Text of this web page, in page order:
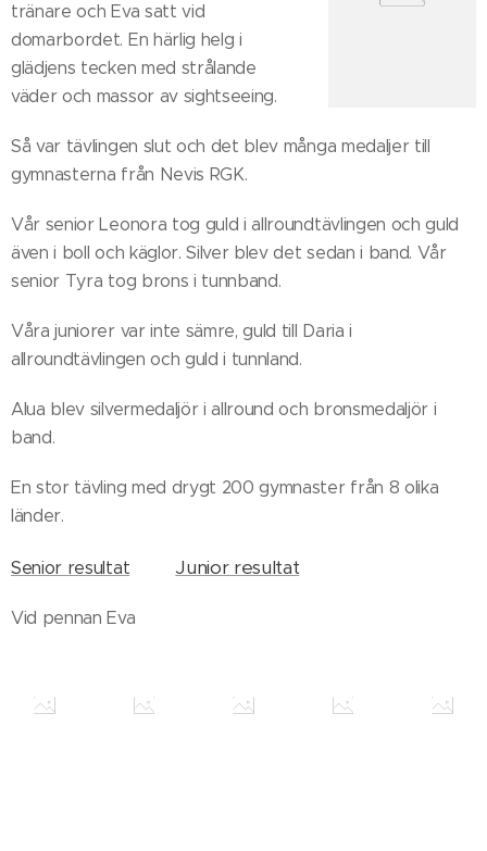
tränare och Eva satt vid
domarbordet. En härlig helg i
glädjens tecken med strålande
väder och massor av sightseeing.
Så var tävlingen slut och det blev många medaljer till
gymnasterna från Nevis RGK.
Vår senior Leonora tog guld i allroundtävlingen och guld
även i boll och käglor. Silver blev det sedan i band. Vår
senior Tyra tog brons i tunnband.
Våra juniorer var inte sämre, guld till Daria i
allroundtävlingen och guld i tunnland.
Alua blev silvermedaljör i allround och bronsmedaljör i
band.
En stor tävling med drygt 200 gymnaster från 8 olika
länder.
Senior resultat Junior resultat
Vid pennan Eva